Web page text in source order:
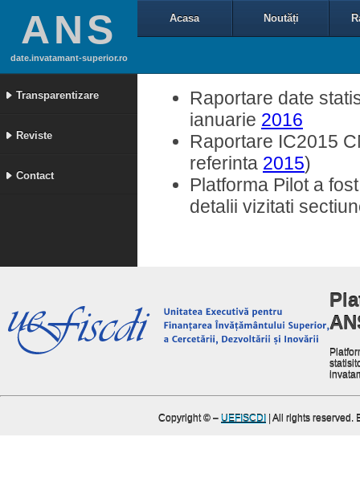
ANS
date.invatamant-superior.ro
Transparentizare
Reviste
Contact
Acasa Noutăți
Raportare date
ianuarie 2016
Raportare IC2015
referinta 2015)
Platforma Pilot a
detalii vizitati
Copyright © – UEFISCDI | All rights